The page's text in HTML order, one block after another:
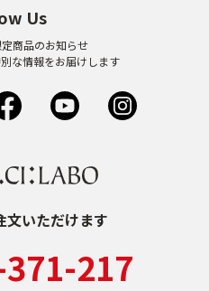
文いただけます
217
Us
商品のお知らせ
な情報をお届けします